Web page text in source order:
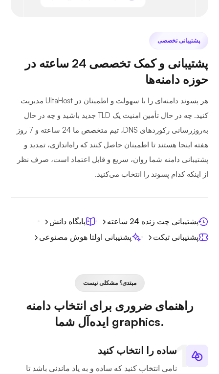
پشتیبانی تخصصی
پشتیبانی و کمک تخصصی 24 ساعته در
حوزه دامنه‌ها
هر پسوند دامنه‌ای را با سهولت و اطمینان در UltaHost مدیریت
کنید. چه در حال تأمین امنیت یک TLD جدید باشید و چه در حال
به‌روزرسانی رکوردهای DNS، تیم متخصص ما 24 ساعته و 7 روز
هفته اینجا هستند تا اطمینان حاصل کنند که راه‌اندازی، تمدید و
پشتیبانی دامنه شما روان، سریع و قابل اعتماد است، صرف نظر
از اینکه کدام پسوند را انتخاب می‌کنید.
پشتیبانی چت زنده 24 ساعته
پایگاه دانش
پشتیبانی تیکت
پشتیبانی اولتا هوش مصنوعی
مبتدی؟ مشکلی نیست
راهنمای ضروری برای انتخاب دامنه
.graphics ایده‌آل شما
ساده را انتخاب کنید
نامی انتخاب کنید که ساده و به یاد ماندنی باشد تا